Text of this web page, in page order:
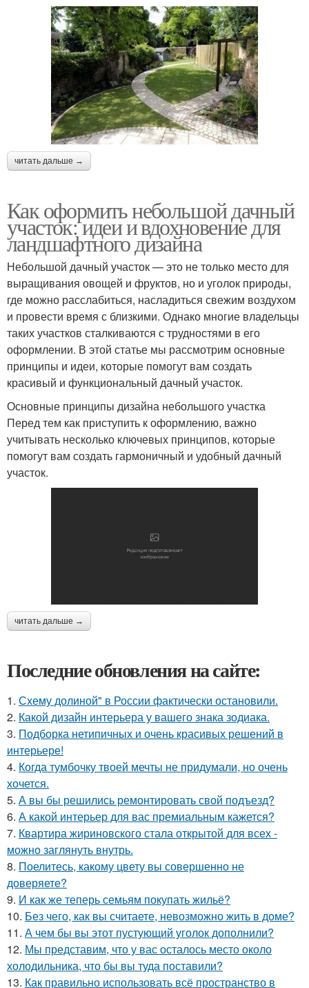
читать дальше →
Как оформить небольшой дачный
участок: идеи и вдохновение для
ландшафтного дизайна
Небольшой дачный участок — это не только место для
выращивания овощей и фруктов, но и уголок природы,
где можно расслабиться, насладиться свежим воздухом
и провести время с близкими. Однако многие владельцы
таких участков сталкиваются с трудностями в его
оформлении. В этой статье мы рассмотрим основные
принципы и идеи, которые помогут вам создать
красивый и функциональный дачный участок.
Основные принципы дизайна небольшого участка
Перед тем как приступить к оформлению, важно
учитывать несколько ключевых принципов, которые
помогут вам создать гармоничный и удобный дачный
участок.
читать дальше →
Последние обновления на сайте:
1. Схему долиной" в России фактически остановили.
2. Какой дизайн интерьера у вашего знака зодиака.
3. Подборка нетипичных и очень красивых решений в
интерьере!
4. Когда тумбочку твоей мечты не придумали, но очень
хочется.
5. А вы бы решились ремонтировать свой подъезд?
6. А какой интерьер для вас премиальным кажется?
7. Квартира жириновского стала открытой для всех -
можно заглянуть внутрь.
8. Поелитесь, какому цвету вы совершенно не
доверяете?
9. И как же теперь семьям покупать жильё?
10. Без чего, как вы считаете, невозможно жить в доме?
11. А чем бы вы этот пустующий уголок дополнили?
12. Мы представим, что у вас осталось место около
холодильника, что бы вы туда поставили?
13. Как правильно использовать всё пространство в